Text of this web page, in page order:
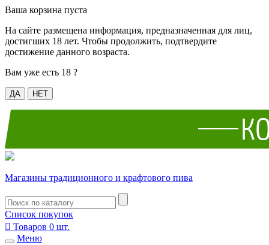
Ваша корзина пуста
На сайте размещена информация, предназначенная для лиц,
достигших 18 лет. Чтобы продолжить, подтвердите
достижение данного возраста.
Вам уже есть 18 ?
ДА НЕТ
Магазины традиционного и крафтового пива
Список покупок
 Товаров 0 шт.
Меню